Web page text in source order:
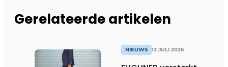
Gerelateerde artikelen
NIEUWS 13 JULI 2026